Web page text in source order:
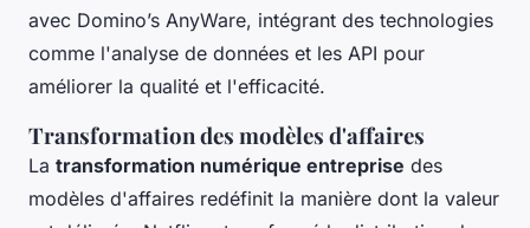
avec Domino’s AnyWare, intégrant des technologies
comme l'analyse de données et les API pour
améliorer la qualité et l'efficacité.
Transformation des modèles d'affaires
La transformation numérique entreprise des
modèles d'affaires redéfinit la manière dont la valeur